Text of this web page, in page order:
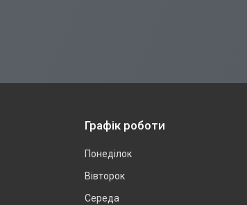
Графік роботи
Понеділок
Вівторок
Середа